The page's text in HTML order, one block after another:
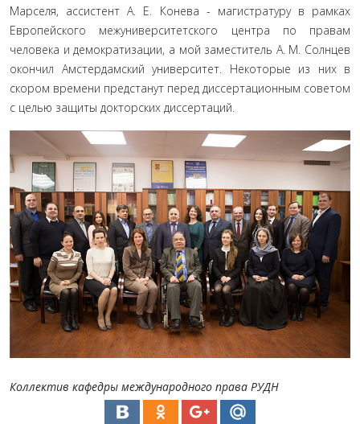
Марселя, ассистент А. Е. Ко­нева - магистратуру в рамках
Европейского межуниверситет­ского центра по правам
человека и демократизации, а мой за­меститель А. М. Солнцев
окончил Амстердамский университет. Некоторые из них в
скором времени предстанут перед диссер­тационным советом
с целью защиты докторских диссертаций.
Коллектив кафедры международного права РУДН
Нельзя не отметить участие кафедры международного права